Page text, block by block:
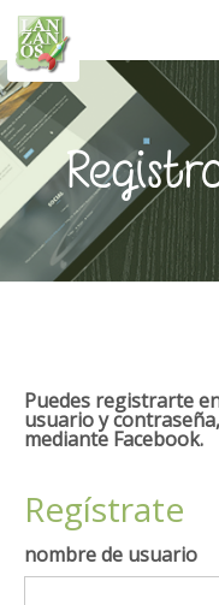
Puedes registrarte
usuario y
mediante Facebook.
Regístrate
nombre de usuario